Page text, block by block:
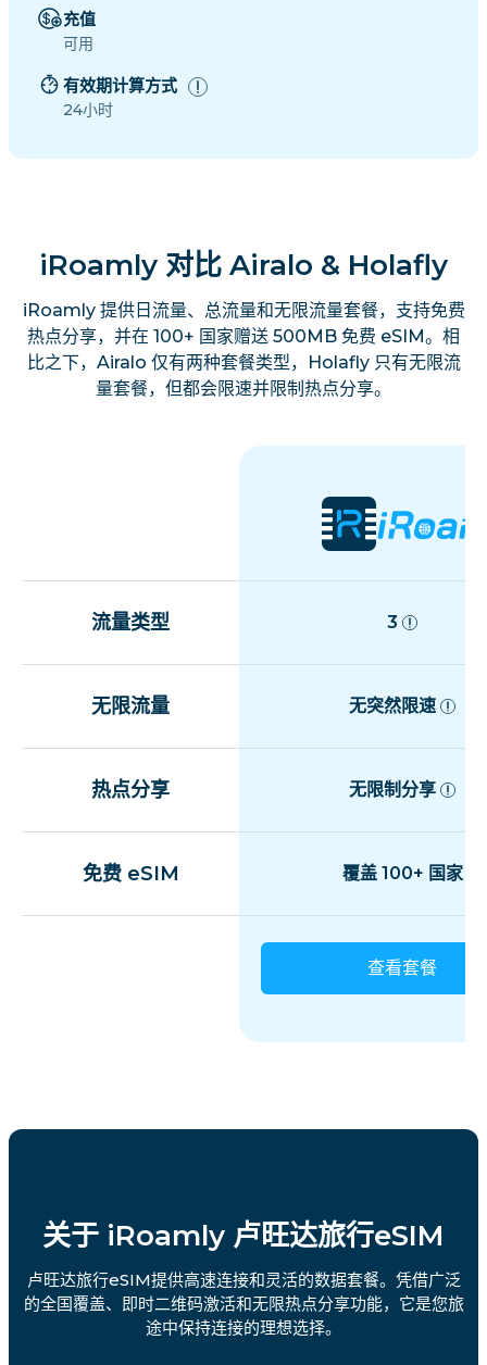
充值
可用
有效期计算方式
24小时
iRoamly 对比 Airalo & Holafly
iRoamly 提供日流量、总流量和无限流量套餐，支持免费
热点分享，并在 100+ 国家赠送 500MB 免费 eSIM。相
比之下，Airalo 仅有两种套餐类型，Holafly 只有无限流
量套餐，但都会限速并限制热点分享。
流量类型 3
无限流量 无突然限速
热点分享 无限制分享
免费 eSIM 覆盖 100+ 国家
查看套餐
关于 iRoamly 卢旺达旅行eSIM
卢旺达旅行eSIM提供高速连接和灵活的数据套餐。凭借广泛
的全国覆盖、即时二维码激活和无限热点分享功能，它是您旅
途中保持连接的理想选择。